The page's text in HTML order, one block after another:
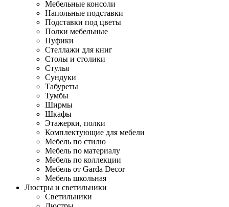
Мебельные консоли
Напольные подставки
Подставки под цветы
Полки мебельные
Пуфики
Стеллажи для книг
Столы и столики
Стулья
Сундуки
Табуреты
Тумбы
Ширмы
Шкафы
Этажерки, полки
Комплектующие для мебели
Мебель по стилю
Мебель по материалу
Мебель по коллекции
Мебель от Garda Decor
Мебель школьная
Люстры и светильники
Светильники